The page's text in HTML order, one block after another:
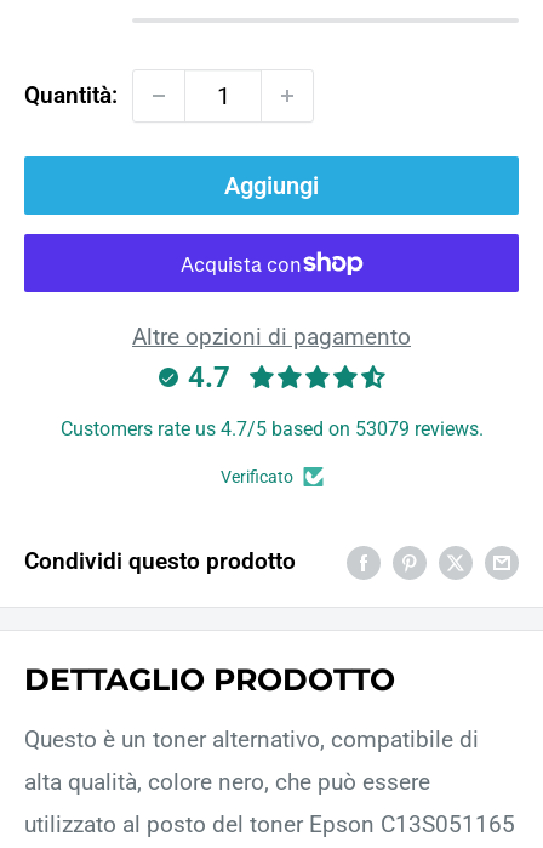
Quantità:
Aggiungi
Altre opzioni di pagamento
4.7
Customers rate us 4.7/5 based on 53079 reviews.
Verificato
Condividi questo prodotto
DETTAGLIO PRODOTTO
Questo è un toner alternativo, compatibile di
alta qualità, colore nero, che può essere
utilizzato al posto del toner Epson C13S051165